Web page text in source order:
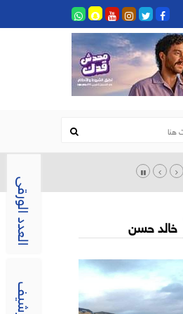
العدد الورقى خالد حسن